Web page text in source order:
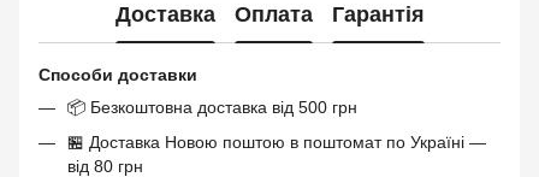
Доставка Оплата Гарантія
Способи доставки
📦 Безкоштовна доставка від 500 грн
🏪 Доставка Новою поштою в поштомат по Україні —
від 80 грн